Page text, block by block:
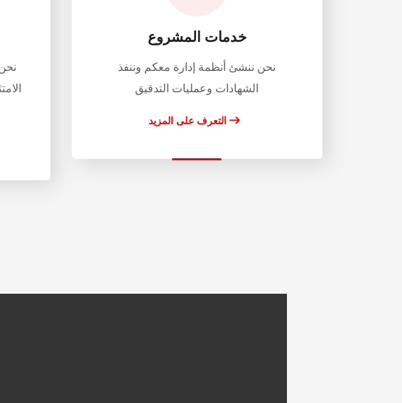
خدمات المشروع
نحن ننشئ أنظمة إدارة معكم وننفذ
الشهادات وعمليات التدقيق
التعرف على المزيد